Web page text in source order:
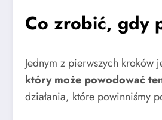
Co zrobić, gdy
Jednym z pierwszych kroków
który może powodować
działania, które powinniśmy